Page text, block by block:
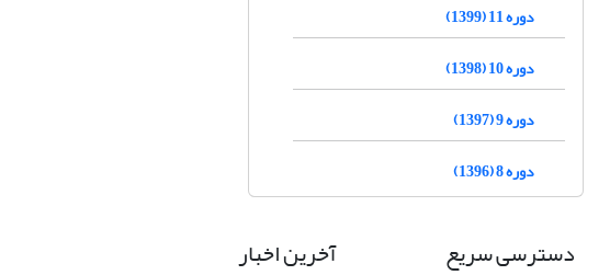
دوره 11 (1399)
دوره 10 (1398)
دوره 9 (1397)
دوره 8 (1396)
دسترسی سریع آخرین اخبار